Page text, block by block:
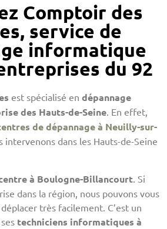
Comptoir des
service de
informatique
du 92
est spécialisé en dépannage
des Hauts-de-Seine. En effet,
de dépannage à Neuilly-sur-
intervenons dans les Hauts-de-Seine
à Boulogne-Billancourt . Si
dans la région, nous pouvons vous
très facilement. C’est un
techniciens informatiques à